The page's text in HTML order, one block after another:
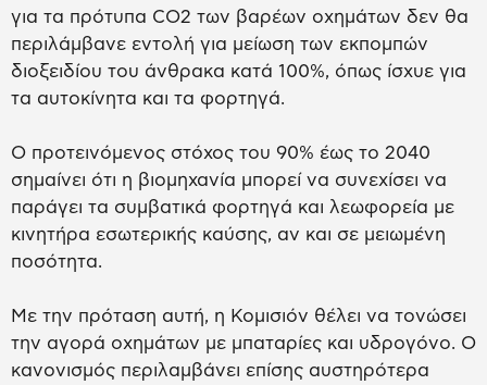
για τα πρότυπα CO2 των βαρέων οχημάτων δεν θα
περιλάμβανε εντολή για μείωση των εκπομπών
διοξειδίου του άνθρακα κατά 100%, όπως ίσχυε για
τα αυτοκίνητα και τα φορτηγά.
Ο προτεινόμενος στόχος του 90% έως το 2040
σημαίνει ότι η βιομηχανία μπορεί να συνεχίσει να
παράγει τα συμβατικά φορτηγά και λεωφορεία με
κινητήρα εσωτερικής καύσης, αν και σε μειωμένη
ποσότητα.
Με την πρόταση αυτή, η Κομισιόν θέλει να τονώσει
την αγορά οχημάτων με μπαταρίες και υδρογόνο. Ο
κανονισμός περιλαμβάνει επίσης αυστηρότερα